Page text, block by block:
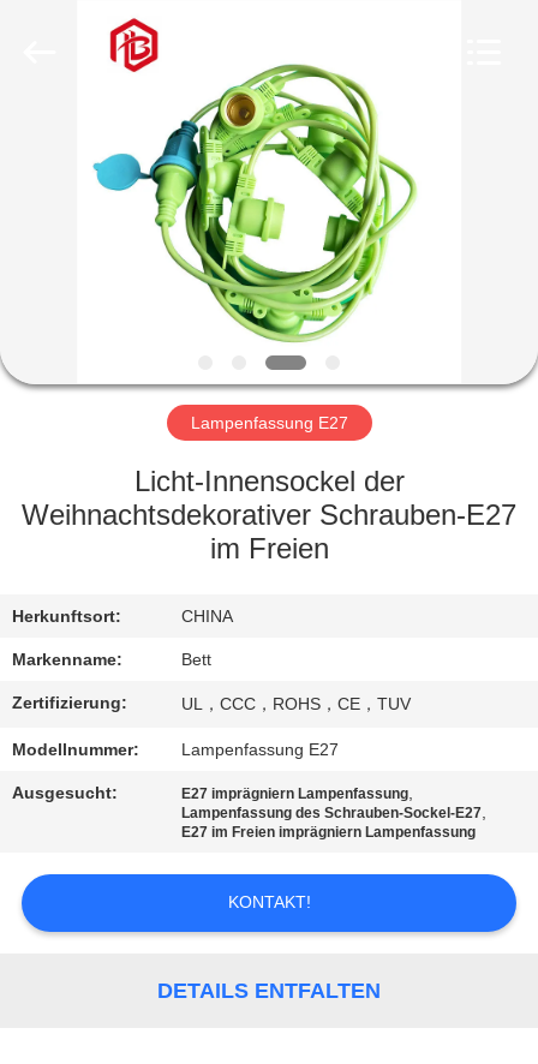
PRODUKTE
FABRIK-
QUALITÄTSKONTROLLE
PRIVACY
POLICY
Lampenfassung E27
Licht-Innensockel der
Weihnachtsdekorativer Schrauben-E27
im Freien
Herkunftsort: CHINA
Markenname: Bett
Zertifizierung: UL，CCC，ROHS，CE，TUV
Modellnummer: Lampenfassung E27
Ausgesucht: E27 imprägniern Lampenfassung,
Lampenfassung des Schrauben-Sockel-E27,
E27 im Freien imprägniern Lampenfassung
KONTAKT!
DETAILS ENTFALTEN